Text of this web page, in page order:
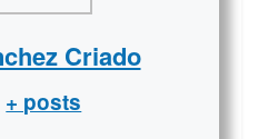
Criado
+ posts